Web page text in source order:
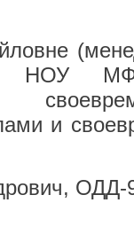
НОУ
и
ОДД-